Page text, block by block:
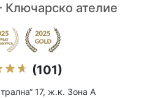
ателие
(101)
17, ж.к. Зона А